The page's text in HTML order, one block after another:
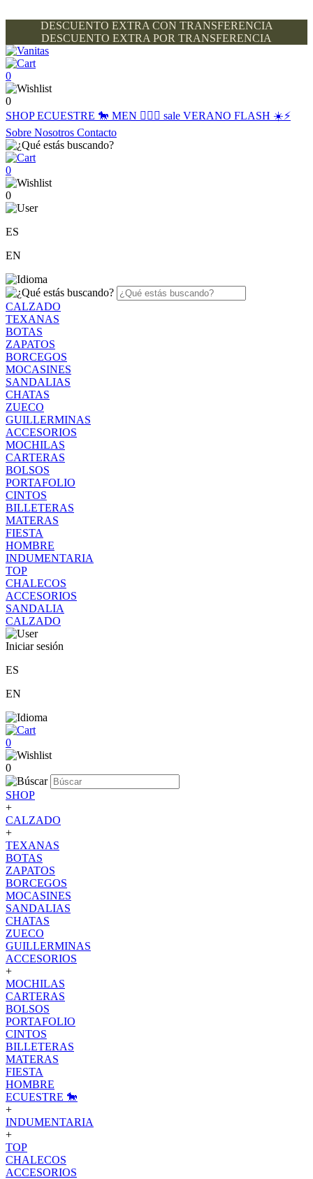
DESCUENTO EXTRA CON TRANSFERENCIA
DESCUENTO EXTRA POR TRANSFERENCIA
0
0
SHOPECUESTRE 🐎 MEN 🙋🏽‍♂️ sale VERANO FLASH ☀️⚡️
Sobre Nosotros Contacto
0
0
ES
EN
CALZADO
TEXANAS
BOTAS
ZAPATOS
BORCEGOS
MOCASINES
SANDALIAS
CHATAS
ZUECO
GUILLERMINAS
ACCESORIOS
MOCHILAS
CARTERAS
BOLSOS
PORTAFOLIO
CINTOS
BILLETERAS
MATERAS
FIESTA
HOMBRE
INDUMENTARIA
TOP
CHALECOS
ACCESORIOS
SANDALIA
CALZADO
Iniciar sesión
ES
EN
0
0
SHOP
+
CALZADO
+
TEXANAS
BOTAS
ZAPATOS
BORCEGOS
MOCASINES
SANDALIAS
CHATAS
ZUECO
GUILLERMINAS
ACCESORIOS
+
MOCHILAS
CARTERAS
BOLSOS
PORTAFOLIO
CINTOS
BILLETERAS
MATERAS
FIESTA
HOMBRE
ECUESTRE 🐎
+
INDUMENTARIA
+
TOP
CHALECOS
ACCESORIOS